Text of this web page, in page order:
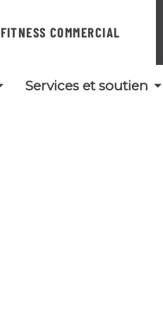
FITNESS COMMERCIAL
Services et soutien